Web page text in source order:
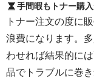
手間暇もトナー購
トナー注文の度に
浪費になります。
わせれば結果的に
品でトラブルに巻